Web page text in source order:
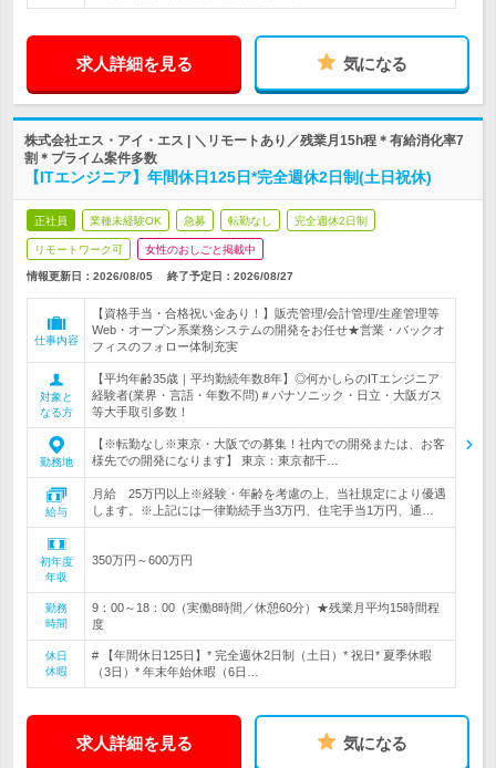
求人詳細を見る 気になる
株式会社エス・アイ・エス | ＼リモートあり／残業月15h程＊有給消化率7
割＊プライム案件多数
【ITエンジニア】年間休日125日*完全週休2日制(土日祝休)
正社員 業種未経験OK 急募 転勤なし 完全週休2日制
リモートワーク可 女性のおしごと掲載中
情報更新日：2026/08/05 終了予定日： 2026/08/27
仕事内容
【資格手当・合格祝い金あり！】販売管理/会計管理/生産管理等
Web・オープン系業務システムの開発をお任せ★営業・バックオ
フィスのフォロー体制充実
対象と
なる方
【平均年齢35歳｜平均勤続年数8年】◎何かしらのITエンジニア
経験者(業界・言語・年数不問)＃パナソニック・日立・大阪ガス
等大手取引多数！
勤務地
【※転勤なし※東京・大阪での募集！社内での開発または、お客
様先での開発になります】 東京：東京都千…
給与
月給 25万円以上※経験・年齢を考慮の上、当社規定により優遇
します。※上記には一律勤続手当3万円、住宅手当1万円、通…
初年度
年収
350万円～600万円
勤務
時間
9：00～18：00（実働8時間／休憩60分）★残業月平均15時間程
度
休日
休暇
# 【年間休日125日】* 完全週休2日制（土日）* 祝日* 夏季休暇
（3日）* 年末年始休暇（6日…
求人詳細を見る 気になる